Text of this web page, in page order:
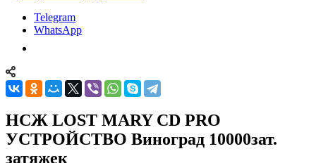
Telegram
WhatsApp
НСЖ LOST MARY CD PRO
УСТРОЙСТВО Виноград 10000зат.
затяжек